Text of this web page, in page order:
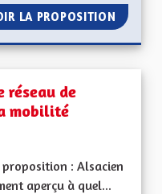
LA PROPOSITION
réseau de
mobilité
: Alsacien
aperçu à quel...